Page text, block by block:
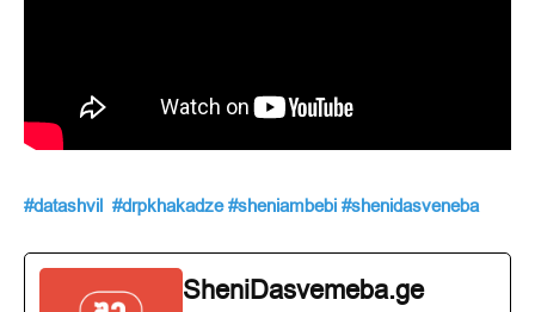
#datashvil #drpkhakadze #sheniambebi #shenidasveneba
SheniDasvemeba.ge